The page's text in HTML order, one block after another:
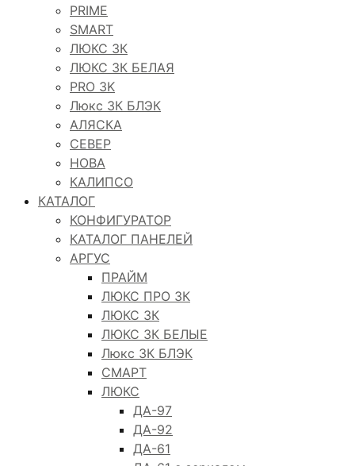
PRIME
SMART
ЛЮКС 3К
ЛЮКС 3К БЕЛАЯ
PRO 3K
Люкс 3К БЛЭК
АЛЯСКА
СЕВЕР
НОВА
КАЛИПСО
КАТАЛОГ
КОНФИГУРАТОР
КАТАЛОГ ПАНЕЛЕЙ
АРГУС
ПРАЙМ
ЛЮКС ПРО 3К
ЛЮКС 3К
ЛЮКС 3К БЕЛЫЕ
Люкс 3К БЛЭК
СМАРТ
ЛЮКС
ДА-97
ДА-92
ДА-61